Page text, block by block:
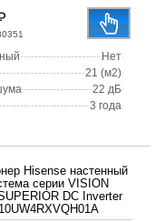
Нет
21 (м2)
22 дБ
3 года
Hisense настенный
серии VISION
DC Inverter